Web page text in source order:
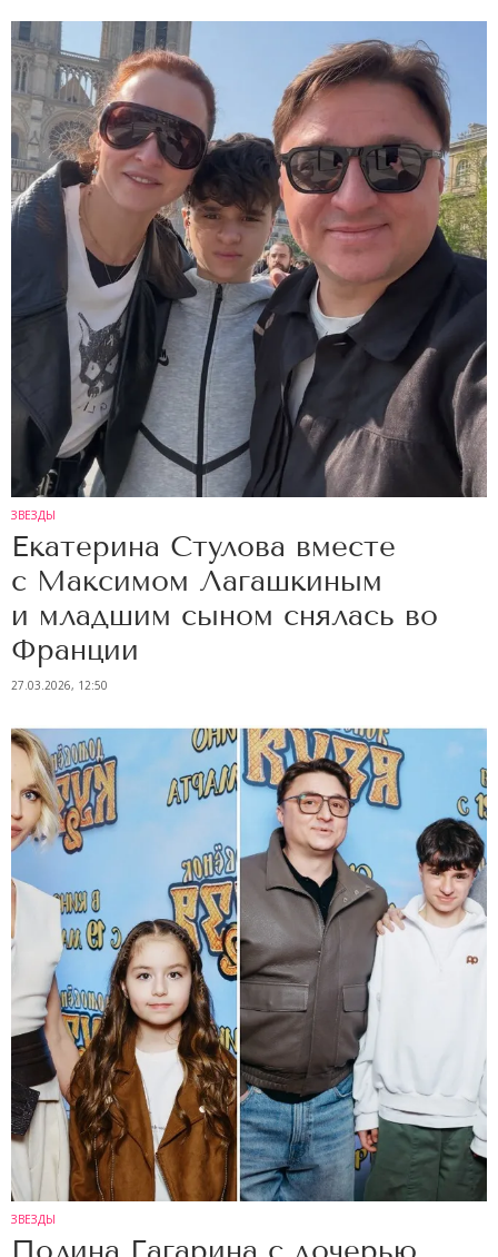
ЗВЕЗДЫ
Екатерина Стулова вместе
с Максимом Лагашкиным
и младшим сыном снялась во
Франции
27.03.2026, 12:50
ЗВЕЗДЫ